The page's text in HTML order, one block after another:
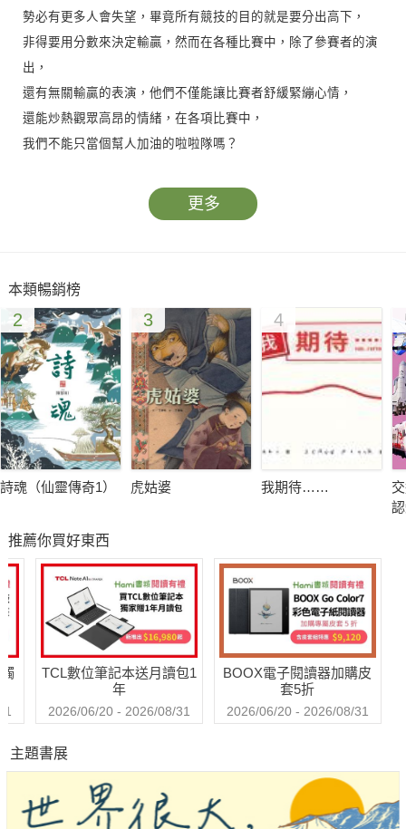
勢必有更多人會失望，畢竟所有競技的目的就是要分出高下，
非得要用分數來決定輸贏，然而在各種比賽中，除了參賽者的演
出，
還有無關輸贏的表演，他們不僅能讓比賽者舒緩緊繃心情，
還能炒熱觀眾高昂的情緒，在各項比賽中，
我們不能只當個幫人加油的啦啦隊嗎？
我們的社會之所以富足，生活之所以便利，
都要靠擁有各式各樣才能的人，辛勞的付出，
子，
就沒有人鋪路造橋；每個人都在做麵包，就沒有人包餃子；
每個人都想唸博士，就沒有人幫忙修電器；每個人都想成為冠軍
選手，
就沒有訓練選手的資深教練；每個人都想當聚光燈下的明星，
就沒有人幫明星打燈光。
企鵝派克家個個是跳水高手，
他們也想讓派克成為冠軍候選人，就好像一家人都是老師或公務
於是派克的家人把心思都花在如何克服派克的恐懼，
只有媽媽想到鼓勵派克發揮他自己的長處。
更多
本類暢銷榜
2
詩魂（仙靈傳奇1）
3
虎姑婆
4
我期待……
推薦你買好東西
TCL數位筆記本送月讀包1
年
2026/06/20 - 2026/08/31
BOOX電子閱讀器加購皮
套5折
2026/06/20 - 2026/08/31
主題書展